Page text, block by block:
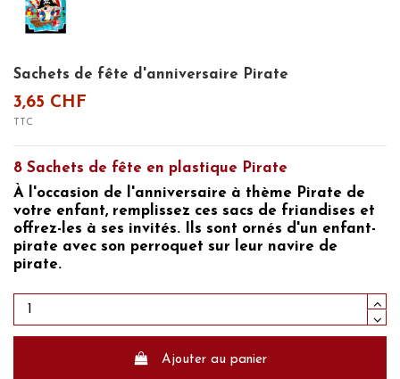
Sachets de fête d'anniversaire Pirate
3,65 CHF
TTC
8 Sachets de fête en plastique Pirate
À l'occasion de
l'anniversaire à thème Pirate de
votre enfant, remplissez ces sacs de friandises et
offrez-les à ses invités. Ils sont ornés d'un enfant-
pirate avec son perroquet sur leur navire de
pirate.
Ajouter au panier